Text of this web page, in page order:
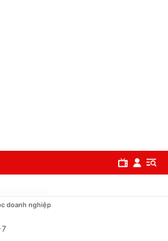
doanh nghiệp